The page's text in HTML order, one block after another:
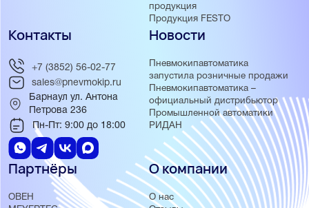
продукция
Продукция FESTO
Новости
Пневмокипавтоматика
запустила розничные продажи
Пневмокипавтоматика –
официальный дистрибьютор
Промышленной автоматики
РИДАН
Партнёры
ОВЕН
О компании
О нас
Контакты
+7 (3852) 56-02-77
sales@pnevmokip.ru
Барнаул ул. Антона
Петрова 236
Пн-Пт: 9:00 до 18:00